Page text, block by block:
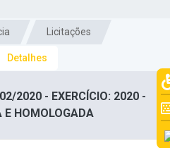
Licitações
Detalhes
2020 - EXERCÍCIO: 2020 -
HOMOLOGADA